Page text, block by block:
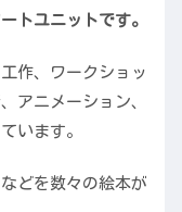
トユニットです。
作、ワークショッ
アニメーション、
います。
どを数々の絵本が